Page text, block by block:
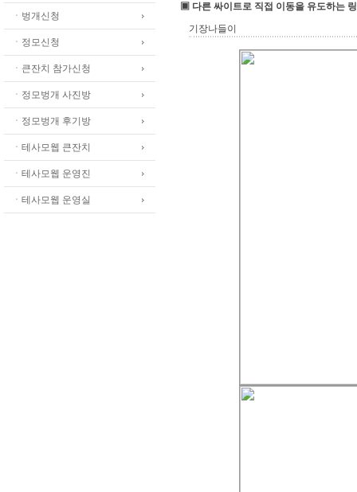
ㆍ벙개신청
ㆍ정모신청
ㆍ큰잔치 참가신청
ㆍ정모벙개 사진방
ㆍ정모벙개 후기방
ㆍ테사모웹 큰잔치
ㆍ테사모웹 운영진
ㆍ테사모웹 운영실
▣ 다른 싸이트로 직접 이동을 유도하는
기장나들이